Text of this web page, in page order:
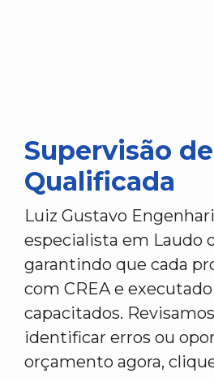
Supervisão
Qualificada
Luiz Gustavo
especialista em Laudo
garantindo que cada
com CREA e
capacitados.
identificar erros ou
orçamento agora,